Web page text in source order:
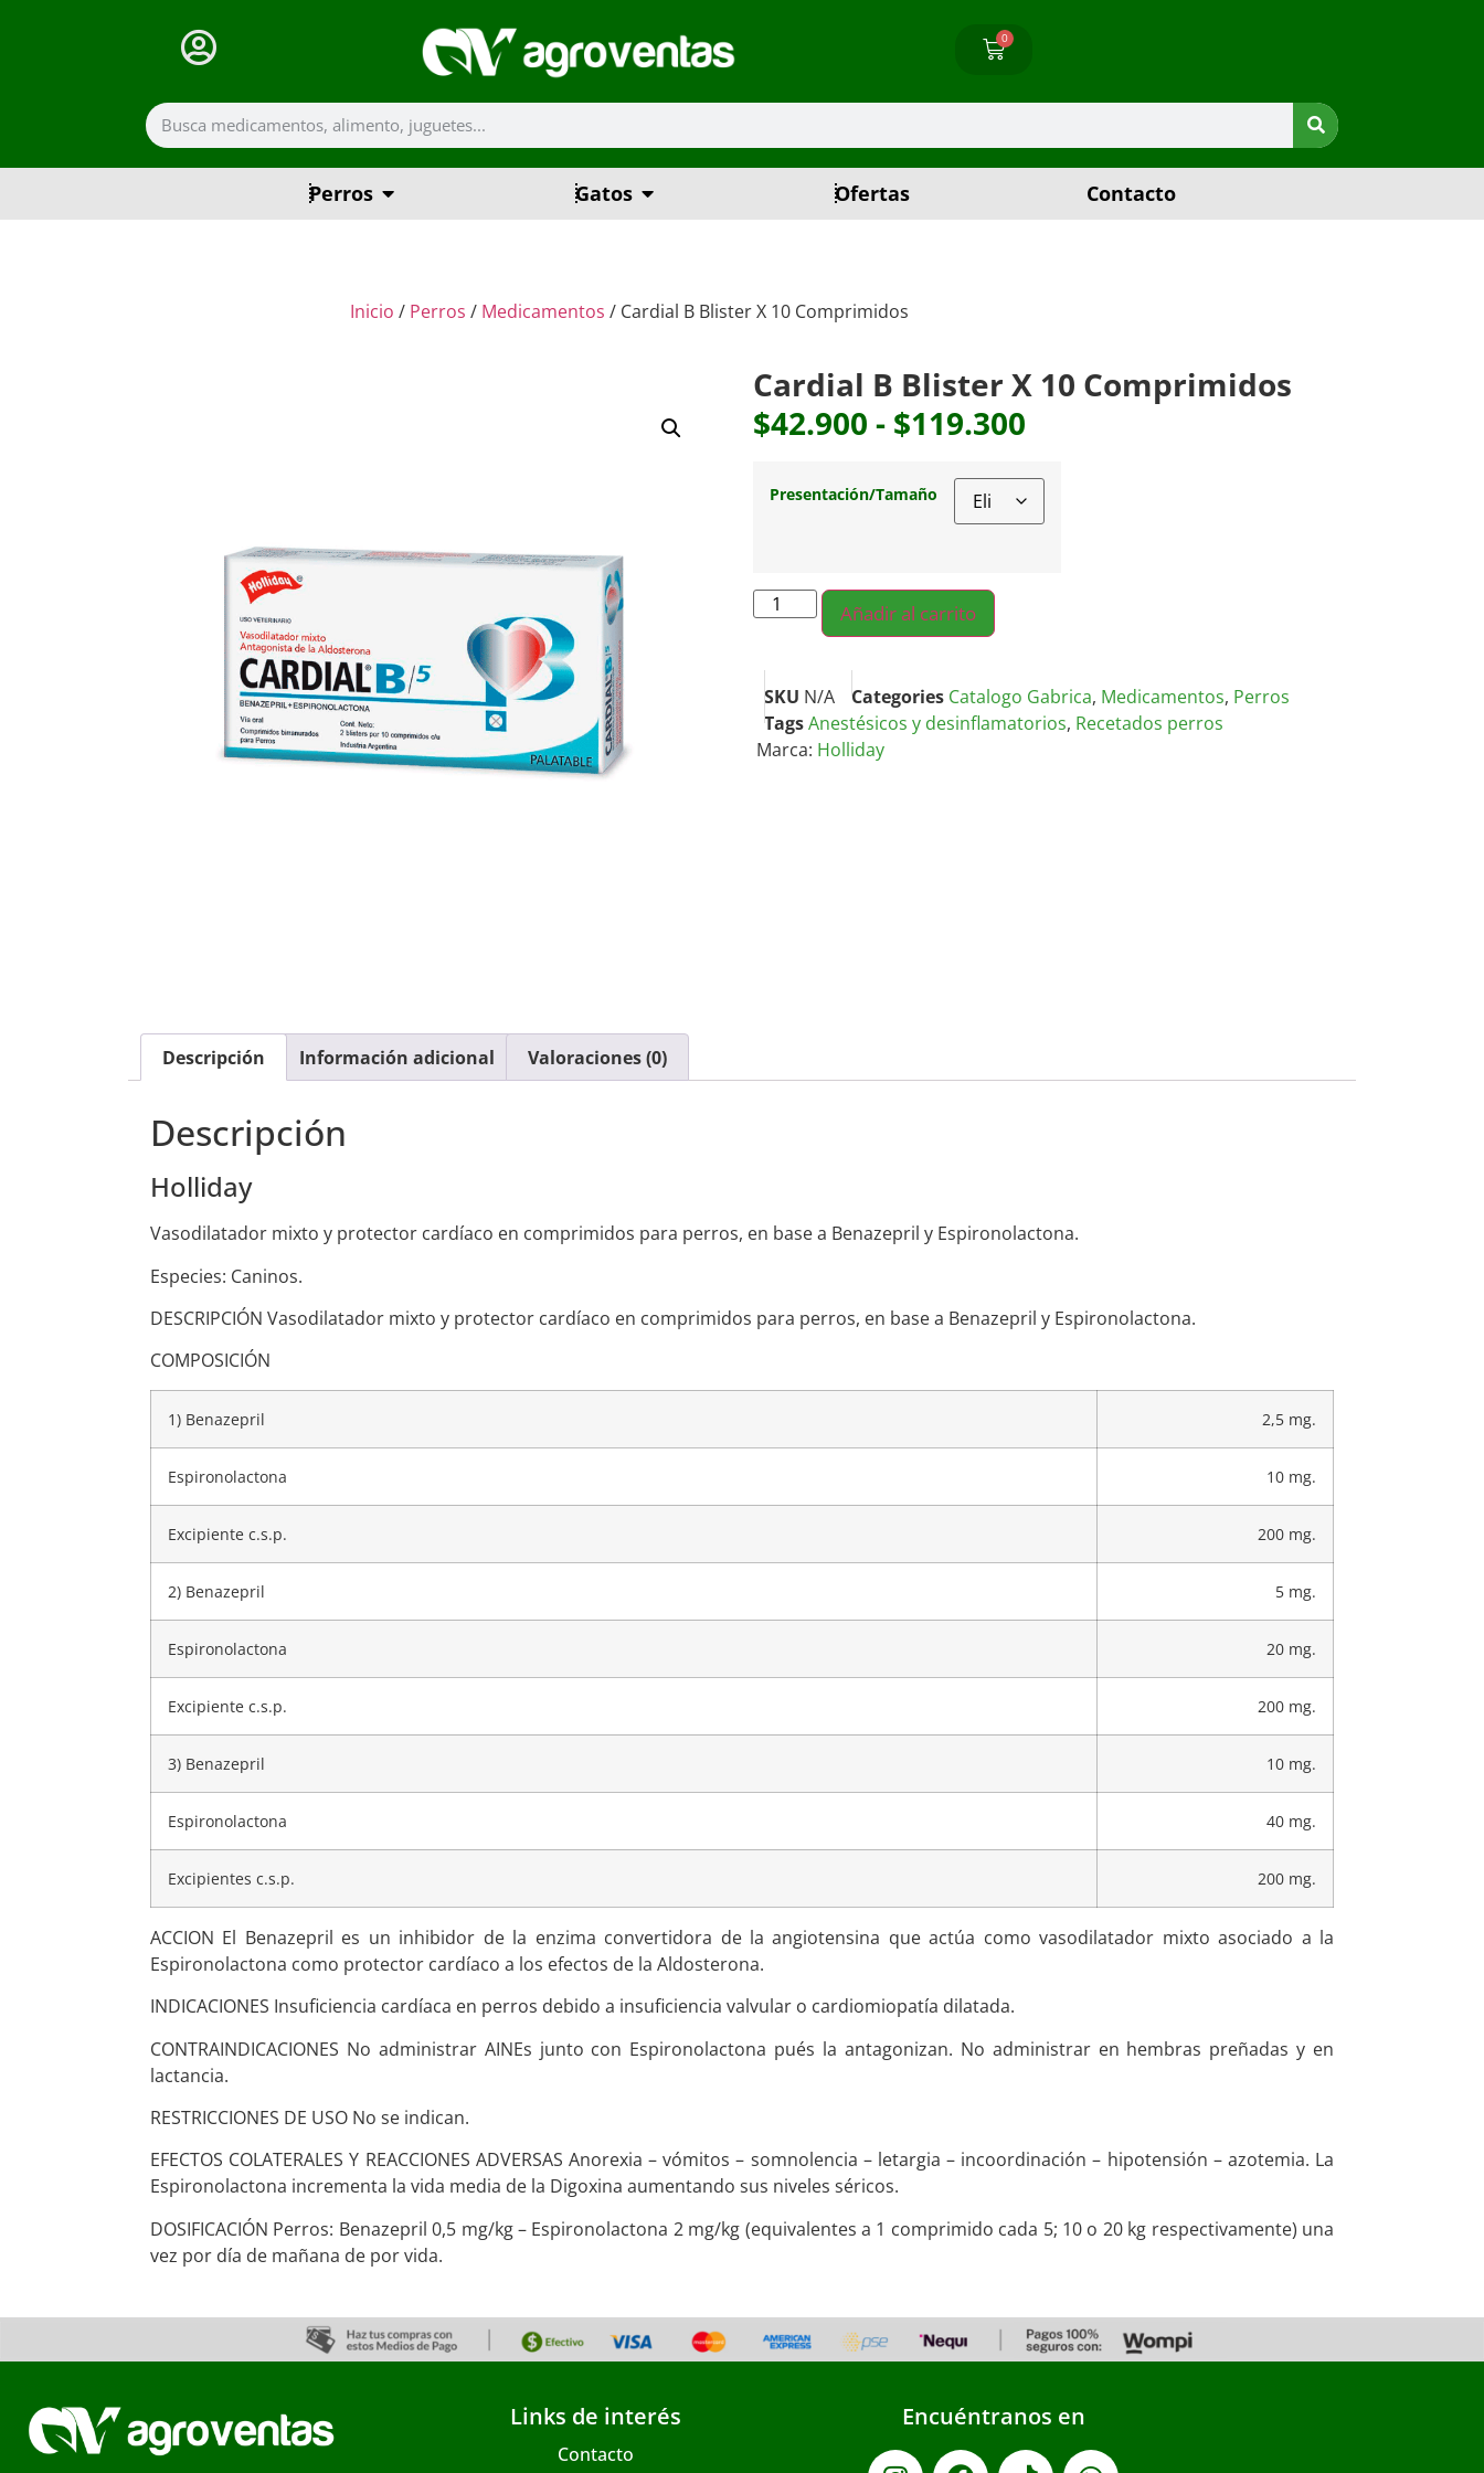
0
Perros Gatos Ofertas Contacto
Inicio / Perros / Medicamentos / Cardial B Blister X 10 Comprimidos
Cardial B Blister X 10 Comprimidos
$42.900 - $119.300
Presentación/Tamaño
Añadir al carrito
SKU N/A Categories Catalogo Gabrica, Medicamentos, Perros
TagsAnestésicos y desinflamatorios, Recetados perros
Marca: Holliday
Descripción Información adicional Valoraciones (0)
Descripción
Holliday
Vasodilatador mixto y protector cardíaco en comprimidos para perros, en base a Benazepril y Espironolactona.
Especies: Caninos.
DESCRIPCIÓN Vasodilatador mixto y protector cardíaco en comprimidos para perros, en base a Benazepril y Espironolactona.
COMPOSICIÓN
1) Benazepril 2,5 mg.
Espironolactona 10 mg.
Excipiente c.s.p. 200 mg.
2) Benazepril 5 mg.
Espironolactona 20 mg.
Excipiente c.s.p. 200 mg.
3) Benazepril 10 mg.
Espironolactona 40 mg.
Excipientes c.s.p. 200 mg.
ACCION El Benazepril es un inhibidor de la enzima convertidora de la angiotensina que actúa como vasodilatador mixto asociado a la
Espironolactona como protector cardíaco a los efectos de la Aldosterona.
INDICACIONES Insuficiencia cardíaca en perros debido a insuficiencia valvular o cardiomiopatía dilatada.
CONTRAINDICACIONES No administrar AINEs junto con Espironolactona pués la antagonizan. No administrar en hembras preñadas y en
lactancia.
RESTRICCIONES DE USO No se indican.
EFECTOS COLATERALES Y REACCIONES ADVERSAS Anorexia – vómitos – somnolencia – letargia – incoordinación – hipotensión – azotemia. La
Espironolactona incrementa la vida media de la Digoxina aumentando sus niveles séricos.
DOSIFICACIÓN Perros: Benazepril 0,5 mg/kg – Espironolactona 2 mg/kg (equivalentes a 1 comprimido cada 5; 10 o 20 kg respectivamente) una
vez por día de mañana de por vida.
Links de interés
Contacto
Encuéntranos en